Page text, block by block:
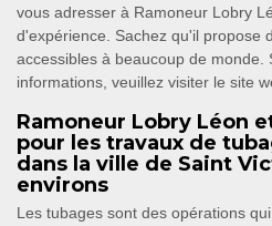
vous adresser à Ramoneur Lobry
d'expérience. Sachez qu'il propose
accessibles à beaucoup de monde.
informations, veuillez visiter le site
Ramoneur Lobry Léon
pour les travaux de
dans la ville de Saint
environs
Les tubages sont des opérations